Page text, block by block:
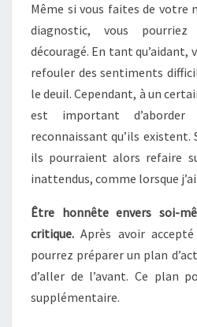
Même si vous faites de votre
diagnostic, vous
découragé. En tant qu’aidant,
refouler des sentiments
le deuil. Cependant, à un
est important
reconnaissant qu’ils existent.
ils pourraient alors refaire
inattendus, comme lorsque
Être honnête envers soi-
critique. Après avoir
pourrez préparer un plan
d’aller de l’avant. Ce plan
supplémentaire.